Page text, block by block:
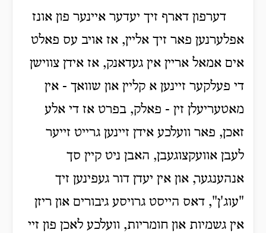
דערפון דארף זיך יעדער איינער פון אונז
אפלערנען פאר זיך אליין, אז אויב עס פאלט
אים אמאל אריין אין געדאנק, אז אידן צווישן
די פעלקער זיינען א קליין און שוואך - אין
מאטעריעלן זין - פאלק, בפרט אז די אלע
זאכן, פאר וועלכע אידן זיינען גרייט זייער
לעבן אוועקצוגעבן, האבן ניט קיין סך
אנהענגער, און אין יעדן דור געפינען זיך
"עוג'ן", דאס הייסט גרויסע גיבורים און ריזן
אין גשמיות און חומריות, וועלכע לאכן פון זיי